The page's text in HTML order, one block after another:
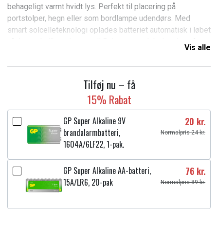
behageligt varmt hvidt lys. Perfekt til placering på
portstolper, hegn eller som bordlampe udendørs. Med
smart solcelleteknologi oplades batteriet automatisk i løbet
mørkets frembrud. Installationen er enkel og kræver ingen
ledningsføring.
Farve:
Materiale:Plastik, metal
14 cm
Lysfarve:Varm hvid
Type lyskilde:
LED (filament)
Lysstyrke:10 lumen
Brændetid pr. opladning:
Lysvarighed:7000 timer
Vis alle
Tilføj nu – få
15% Rabat
GP Super Alkaline 9V
brandalarmbatteri,
1604A/6LF22, 1-pak.
20 kr.
Normalpris 24 kr.
GP Super Alkaline AA-batteri,
15A/LR6, 20-pak
76 kr.
Normalpris 89 kr.